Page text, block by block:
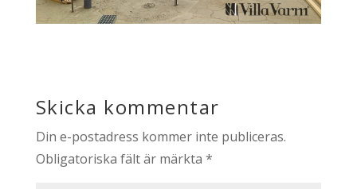
Skicka kommentar
Din e-postadress kommer inte publiceras.
Obligatoriska fält är märkta *